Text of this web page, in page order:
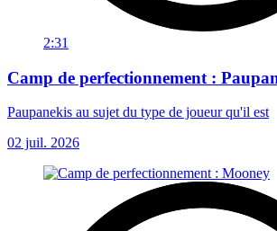
2:31
Camp de perfectionnement :
Paupanekis au sujet du type de joueur qu'il est
02 juil. 2026